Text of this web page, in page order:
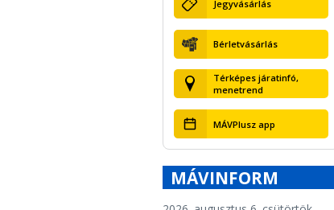
Jegyvásárlás
Bérletvásárlás
Térképes járatinfó,
menetrend
MÁVPlusz app
MÁVINFORM